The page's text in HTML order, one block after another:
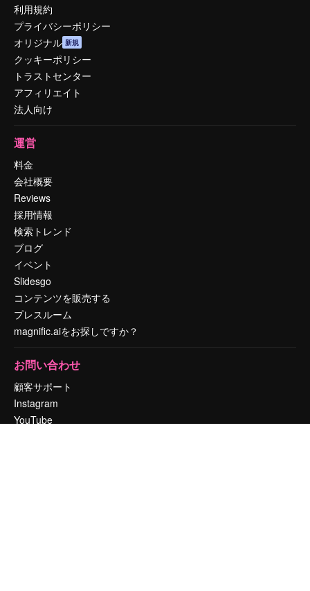
利用規約
プライバシーポリシー
オリジナル 新規
クッキーポリシー
トラストセンター
アフィリエイト
法人向け
運営
料金
会社概要
Reviews
採用情報
検索トレンド
ブログ
イベント
Slidesgo
コンテンツを販売する
プレスルーム
magnific.aiをお探しですか？
お問い合わせ
顧客サポート
Instagram
YouTube